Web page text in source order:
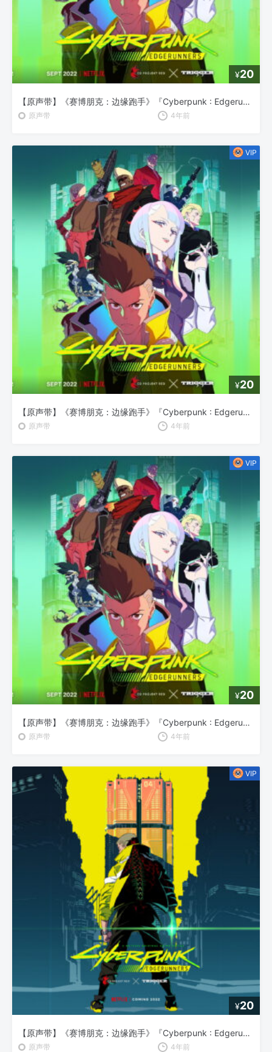
¥20
【原声带】《赛博朋克：边缘跑手》『Cyberpunk : Edgerunners』OST Vol.3
原声带 4年前
¥20
【原声带】《赛博朋克：边缘跑手》『Cyberpunk : Edgerunners』OST Vol.2
原声带 4年前
¥20
【原声带】《赛博朋克：边缘跑手》『Cyberpunk : Edgerunners』OST Vol.1
原声带 4年前
¥20
【原声带】《赛博朋克：边缘跑手》『Cyberpunk : Edgerunners』OP/ED E.P OST
原声带 4年前